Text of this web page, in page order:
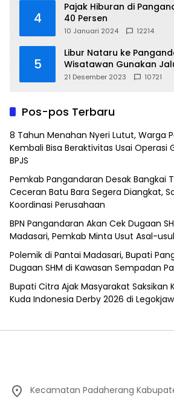
4
Pajak Hiburan di
40 Persen
10 Januari 2024 12214
5
Libur Nataru ke
Wisatawan Gunakan
21 Desember 2023 10721
Pos-pos Terbaru
8 Tahun Menahan Nyeri Lutut, Warga
Kembali Bisa Beraktivitas Usai Operasi
BPJS
Pemkab Pangandaran Desak Bangkai
Ceceran Batu Bara Segera Diangkat,
Koordinasi Perusahaan
BPN Pangandaran Akan Cek Dugaan
Madasari, Pemkab Minta Usut Asal-
Polemik di Pantai Madasari, Bupati
Dugaan SHM di Kawasan Sempadan
Bupati Citra Ajak Masyarakat Saksikan
Kuda Indonesia Derby 2026 di
Kecamatan Padaherang